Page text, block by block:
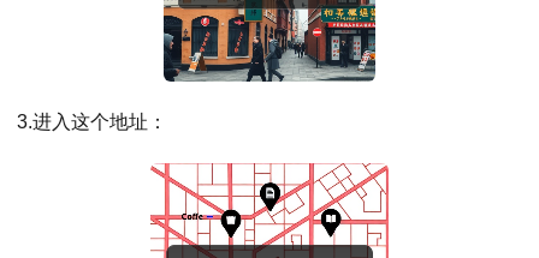
3.进入这个地址：